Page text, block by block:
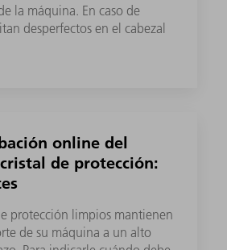
la máquina. En caso de
desperfectos en el cabezal
online del
de protección:
protección limpios mantienen
de su máquina a un alto